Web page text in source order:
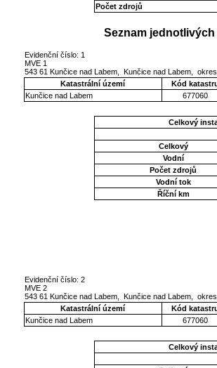
Počet zdrojů
Seznam
Evidenční číslo: 1
MVE 1
543 61 Kunčice nad Labem, Kunčice nad Labem,
Katastrální území
Kód
Kunčice nad Labem
677060
Celkový
Celkový
Vodní
Počet zdrojů
Vodní tok
Říční km
Evidenční číslo: 2
MVE 2
543 61 Kunčice nad Labem, Kunčice nad Labem,
Katastrální území
Kód
Kunčice nad Labem
677060
Celkový